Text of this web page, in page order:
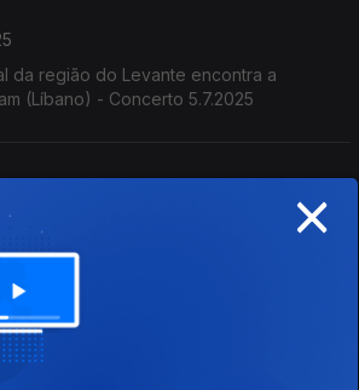
da região do Levante encontra a
(Líbano) - Concerto 5.7.2025
da autoria do violeiro e
de Deo
Lobos, os Irmãos Paranaense, o
Nascimento com o álbum Geraes,
×